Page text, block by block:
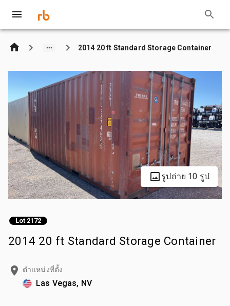
2014 20 ft Standard Storage Container
รูปถ่าย 10 รูป
Lot 2172
2014 20 ft Standard Storage Container
ตำแหน่งที่ตั้ง
Las Vegas, NV